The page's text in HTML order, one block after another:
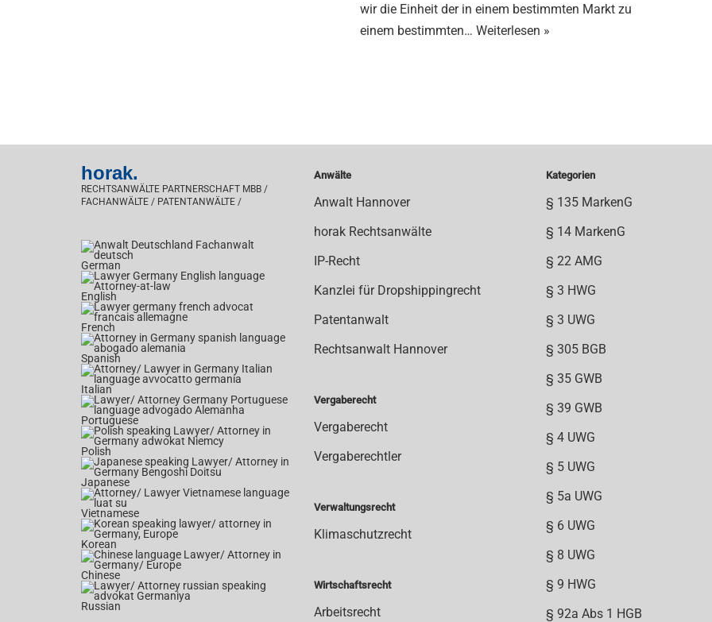
wir die Einheit der in einem bestimmten Markt zu
einem bestimmten… Weiterlesen »
horak.
RECHTSANWÄLTE PARTNERSCHAFT MBB /
FACHANWÄLTE / PATENTANWÄLTE /
German
English
French
Spanish
Italian
Portuguese
Polish
Japanese
Vietnamese
Korean
Chinese
Russian
Anwälte
Anwalt Hannover
horak Rechtsanwälte
IP-Recht
Kanzlei für Dropshippingrecht
Patentanwalt
Rechtsanwalt Hannover
Vergaberecht
Vergaberecht
Vergaberechtler
Verwaltungsrecht
Klimaschutzrecht
Wirtschaftsrecht
Arbeitsrecht
Kategorien
§ 135 MarkenG
§ 14 MarkenG
§ 22 AMG
§ 3 HWG
§ 3 UWG
§ 305 BGB
§ 35 GWB
§ 39 GWB
§ 4 UWG
§ 5 UWG
§ 5a UWG
§ 6 UWG
§ 8 UWG
§ 9 HWG
§ 92a Abs 1 HGB